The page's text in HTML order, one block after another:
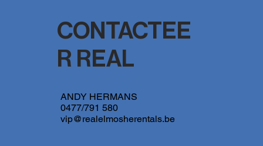
CONTACTEE
R REAL
ANDY HERMANS
0477/791 580
vip@realelmosherentals.be